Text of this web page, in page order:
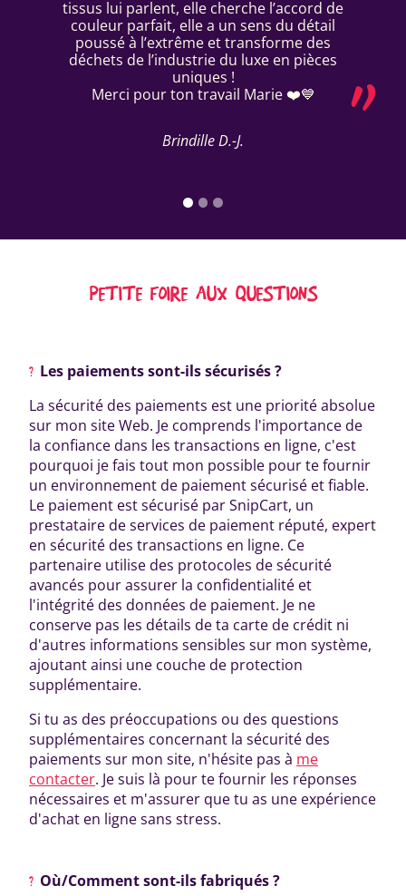
tissus lui parlent, elle cherche l’accord de
couleur parfait, elle a un sens du détail
poussé à l’extrême et transforme des
déchets de l’industrie du luxe en pièces
uniques !
Merci pour ton travail Marie ❤️💙
Brindille D.-J.
PETITE FOIRE AUX QUESTIONS
Les paiements sont-ils sécurisés ?
La sécurité des paiements est une priorité absolue
sur mon site Web. Je comprends l'importance de
la confiance dans les transactions en ligne, c'est
pourquoi je fais tout mon possible pour te fournir
un environnement de paiement sécurisé et fiable.
Le paiement est sécurisé par SnipCart, un
prestataire de services de paiement réputé, expert
en sécurité des transactions en ligne. Ce
partenaire utilise des protocoles de sécurité
avancés pour assurer la confidentialité et
l'intégrité des données de paiement. Je ne
conserve pas les détails de ta carte de crédit ni
d'autres informations sensibles sur mon système,
ajoutant ainsi une couche de protection
supplémentaire.
Si tu as des préoccupations ou des questions
supplémentaires concernant la sécurité des
paiements sur mon site, n'hésite pas à me
contacter. Je suis là pour te fournir les réponses
nécessaires et m'assurer que tu as une expérience
d'achat en ligne sans stress.
Où/Comment sont-ils fabriqués ?